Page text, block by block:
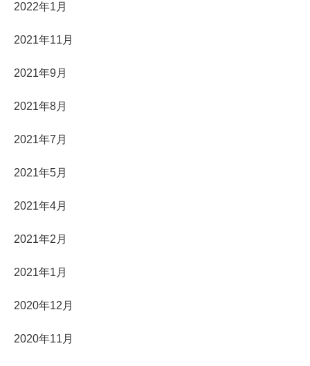
2022年1月
2021年11月
2021年9月
2021年8月
2021年7月
2021年5月
2021年4月
2021年2月
2021年1月
2020年12月
2020年11月